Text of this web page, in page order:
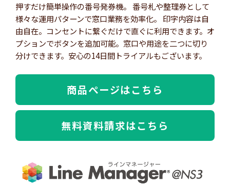
押すだけ簡単操作の番号発券機。 番号札や整理券として
様々な運用パターンで窓口業務を効率化。 印字内容は自
由自在。コンセントに繋ぐだけで直ぐに利用できます。オ
プションでボタンを追加可能。窓口や用途を二つに切り
分けできます。安心の14日間トライアルもございます。
商品ぺージはこちら
無料資料請求はこちら